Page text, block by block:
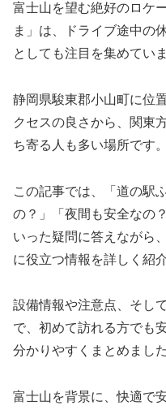
富士山を望む絶好のロケ
ま」は、ドライブ途中の
としても注目を集めていま
静岡県駿東郡小山町に位
クセスの良さから、関東
ち寄る人も多い場所です。
この記事では、「道の駅
の？」「夜間も安全なの
いった疑問に答えながら
に役立つ情報を詳しく紹
設備情報や注意点、そし
で、初めて訪れる方でも
分かりやすくまとめました
富士山を背景に、快適で